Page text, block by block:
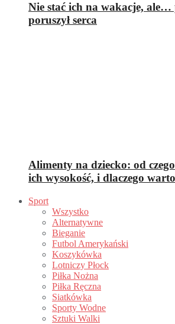
Nie stać ich na wakacje, ale…
poruszył serca
Alimenty na dziecko: od
ich wysokość, i dlaczego
Sport
Wszystko
Alternatywne
Bieganie
Futbol Amerykański
Koszykówka
Lotniczy Płock
Piłka Nożna
Piłka Ręczna
Siatkówka
Sporty Wodne
Sztuki Walki